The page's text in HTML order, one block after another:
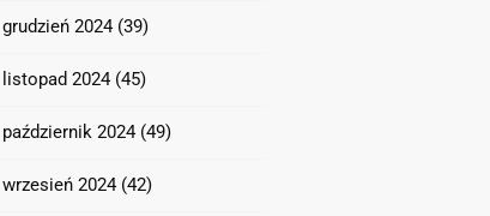
grudzień 2024 (39)
listopad 2024 (45)
październik 2024 (49)
wrzesień 2024 (42)